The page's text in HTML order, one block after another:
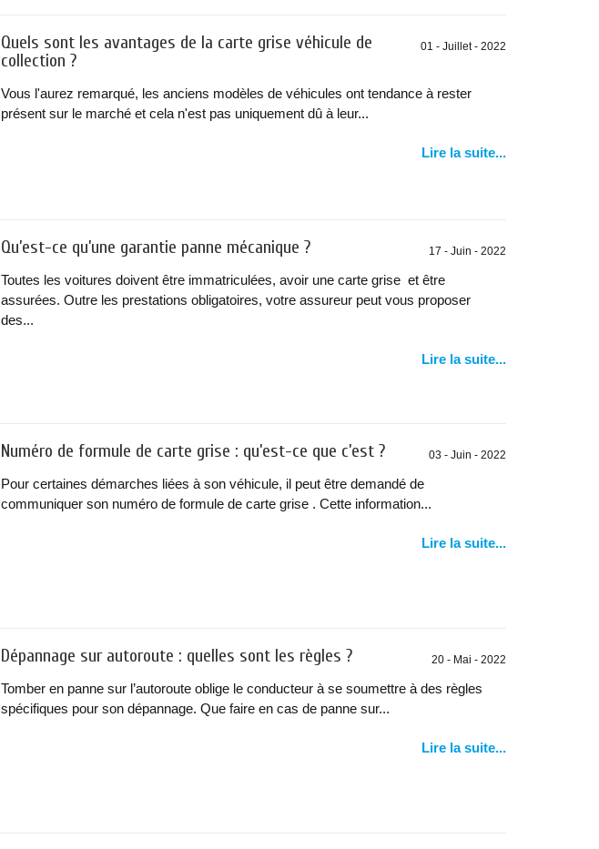
01 - Juillet - 2022
Quels sont les avantages de la carte grise véhicule de
collection ?
Vous l'aurez remarqué, les anciens modèles de véhicules ont tendance à rester
présent sur le marché et cela n'est pas uniquement dû à leur...
Lire la suite...
17 - Juin - 2022
Qu’est-ce qu’une garantie panne mécanique ?
Toutes les voitures doivent être immatriculées, avoir une carte grise et être
assurées. Outre les prestations obligatoires, votre assureur peut vous proposer
des...
Lire la suite...
03 - Juin - 2022
Numéro de formule de carte grise : qu’est-ce que c’est ?
Pour certaines démarches liées à son véhicule, il peut être demandé de
communiquer son numéro de formule de carte grise . Cette information...
Lire la suite...
20 - Mai - 2022
Dépannage sur autoroute : quelles sont les règles ?
Tomber en panne sur l’autoroute oblige le conducteur à se soumettre à des règles
spécifiques pour son dépannage. Que faire en cas de panne sur...
Lire la suite...